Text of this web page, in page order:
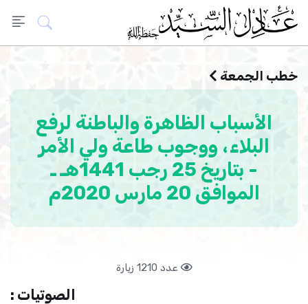
خطب الجمعة
الأسباب الظاهرة والباطنة لرفع
البلاء، ووجوب طاعة ولي الأمر
- بتاريخ 25 رجب 1441هـ ـ
الموافق 20 مارس 2020م
عدد 1210 زيارة
الصوتيات :